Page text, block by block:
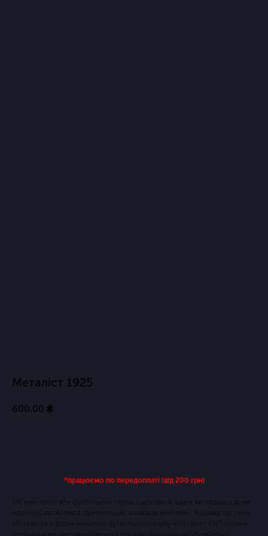
Металіст 1925
600,00 ₴
*працюємо по передоплаті (від 200 грн)
Об'ємні логотипи футбольних клубів з декількох шарів виглядають дуже
ефектно, особливо в оригінальних кольорах емблеми. Яскрава настінна
абстракція у формі емблеми футбольного клубу «Металіст 1925» стане
ідеальним варіантом подарунка для шанувальника цієї футбольної